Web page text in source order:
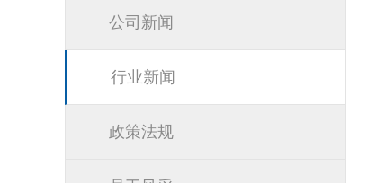
公司新闻
行业新闻
政策法规